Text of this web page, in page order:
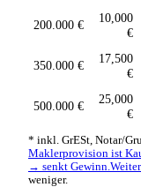
200.000 €
10,000
€
350.000 €
17,500
€
500.000 €
25,000
€
* inkl. GrESt, Notar/
Maklerprovision ist
→ senkt Gewinn.
weniger.